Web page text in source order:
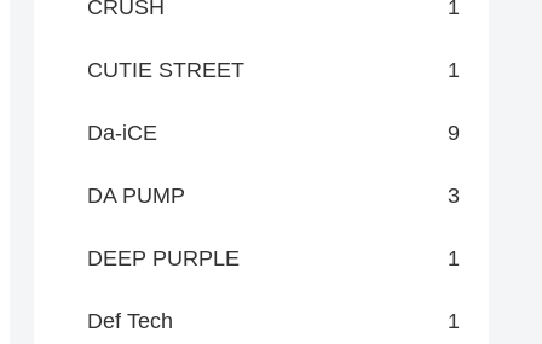
CRUSH 1
CUTIE STREET 1
Da-iCE 9
DA PUMP 3
DEEP PURPLE 1
Def Tech 1